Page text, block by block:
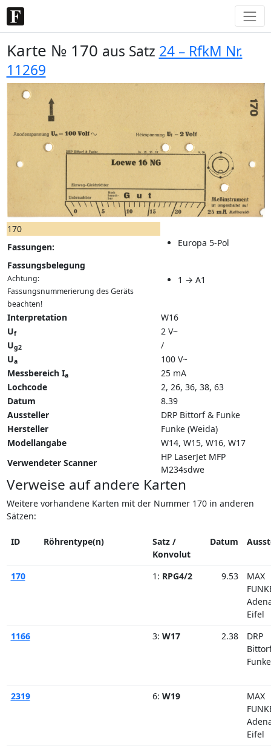
Karte № 170 aus Satz 24 – RfkM Nr.
11269
170
Fassungen:
Europa 5-Pol
Fassungsbelegung
Achtung:
Fassungsnummerierung des Geräts
beachten!
1 → A1
Interpretation
W16
Uf
2 V~
Ug2
/
Ua
100 V~
Messbereich Ia
25 mA
Lochcode
2, 26, 36, 38, 63
Datum
8.39
Aussteller
DRP Bittorf & Funke
Hersteller
Funke (Weida)
Modellangabe
W14 W15 W16 W17
Verwendeter Scanner
HP LaserJet MFP
M234sdwe
Verweise auf andere Karten
Weitere vorhandene Karten mit der Nummer 170 in anderen
Sätzen:
ID Röhrentype(n)
Satz /
Konvolut
Datum
170 1: RPG4/2 9.53
MAX
Eifel
1166
3: W17 2.38
DRP
Funke
2319 6: W19
MAX
Eifel